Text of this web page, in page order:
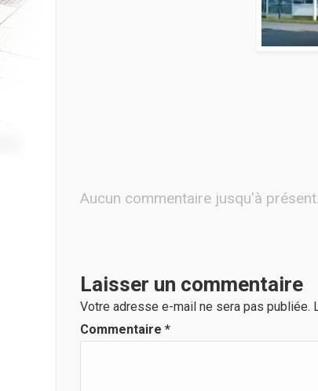
Aucun commentaire jusqu'à présent.
Laisser un commentaire
Votre adresse e-mail ne sera pas publiée.
Commentaire *